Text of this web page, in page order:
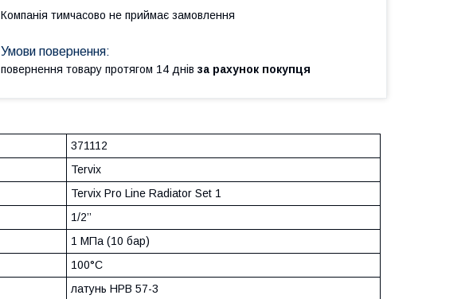
Компанія тимчасово не приймає замовлення
повернення товару протягом 14 днів за рахунок покупця
371112
Tervix
Tervix Pro Line Radiator Set 1
1/2’’
1 МПа (10 бар)
100°С
латунь HPB 57-3